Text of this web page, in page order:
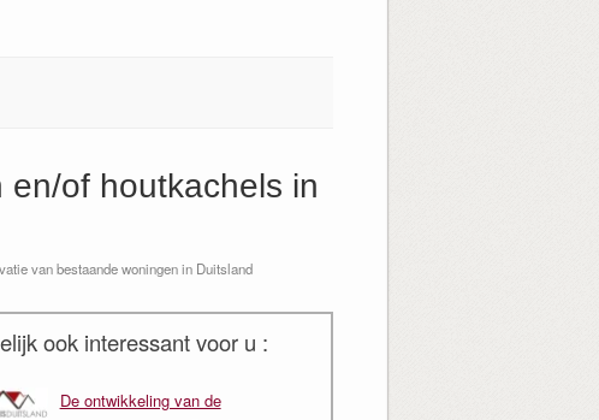
of houtkachels in
van bestaande woningen in Duitsland
ook interessant voor u :
De ontwikkeling van de